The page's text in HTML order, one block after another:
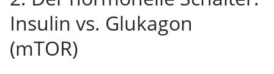
Insulin vs. Glukagon
(mTOR)